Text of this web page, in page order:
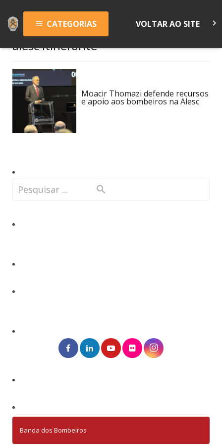
menu CATEGORIAS VOLTAR AO SITE keyboard_arrow_right
alesc itinerante
Moacir Thomazi defende recursos
e apoio aos bombeiros na Alesc
Banda dos Bombeiros